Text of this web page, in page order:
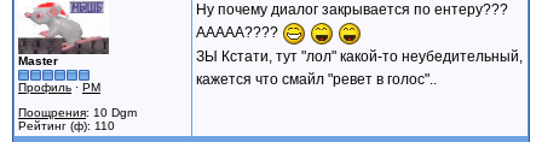
Master
Профиль · PM
Поощрения: 10 Dgm
Рейтинг (ф): 110
Ну почему диалог закрывается по ентеру???
ААААА????
ЗЫ Кстати, тут "лол" какой-то неубедительный,
кажется что смайл "ревет в голос"..